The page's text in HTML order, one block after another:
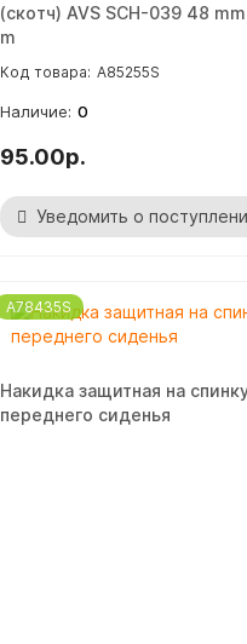
(скотч) AVS SCH-039 48
m
A85255S
0
95.00р.
Уведомить о
A78435S
Накидка защитная на
переднего сиденья